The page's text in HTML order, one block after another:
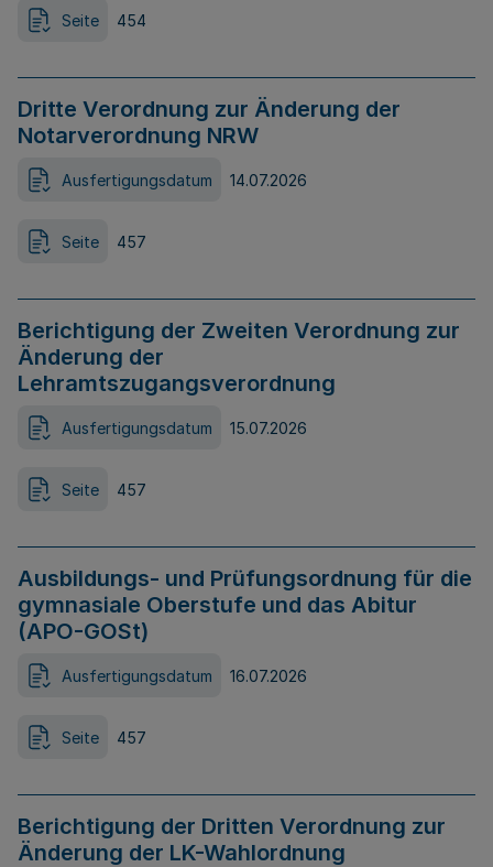
Seite 454
Dritte Verordnung zur Änderung der
Notarverordnung NRW
Ausfertigungsdatum 14.07.2026
Seite 457
Berichtigung der Zweiten Verordnung zur
Änderung der
Lehramtszugangsverordnung
Ausfertigungsdatum 15.07.2026
Seite 457
Ausbildungs- und Prüfungsordnung für die
gymnasiale Oberstufe und das Abitur
(APO-GOSt)
Ausfertigungsdatum 16.07.2026
Seite 457
Berichtigung der Dritten Verordnung zur
Änderung der LK-Wahlordnung